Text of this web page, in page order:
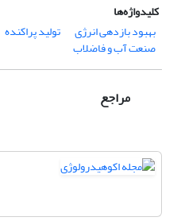
کلیدواژه‌ها
بهبود بازدهی انرژی
تولید پراکنده
صنعت آب و فاضلاب
مراجع